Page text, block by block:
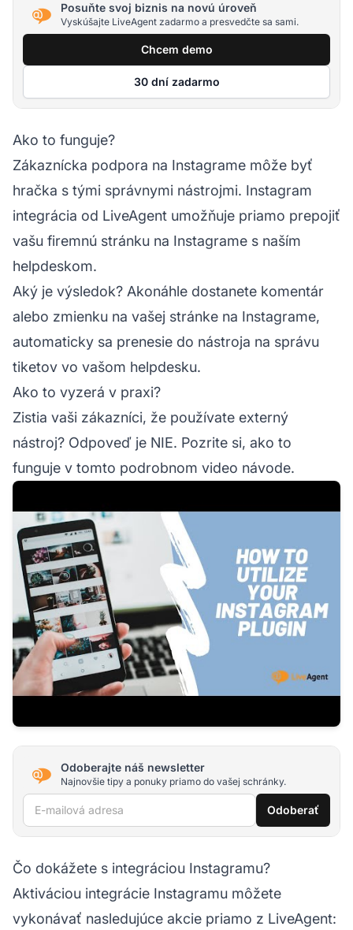
Posuňte svoj biznis na novú úroveň
Vyskúšajte LiveAgent zadarmo a presvedčte sa sami.
Chcem demo
30 dní zadarmo
Ako to funguje?
Zákaznícka podpora na Instagrame môže byť
hračka s tými správnymi nástrojmi. Instagram
integrácia od LiveAgent umožňuje priamo prepojiť
vašu firemnú stránku na Instagrame s naším
helpdeskom.
Aký je výsledok? Akonáhle dostanete komentár
alebo zmienku na vašej stránke na Instagrame,
automaticky sa prenesie do nástroja na správu
tiketov vo vašom helpdesku.
Ako to vyzerá v praxi?
Zistia vaši zákazníci, že používate externý
nástroj? Odpoveď je NIE. Pozrite si, ako to
funguje v tomto podrobnom video návode.
Odoberajte náš newsletter
Najnovšie tipy a ponuky priamo do vašej schránky.
E-mailová adresa Odoberať
Čo dokážete s integráciou Instagramu?
Aktiváciou integrácie Instagramu môžete
vykonávať nasledujúce akcie priamo z LiveAgent: